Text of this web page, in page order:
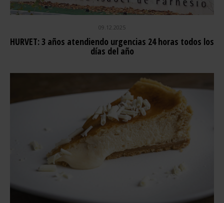
09.12.2025
HURVET: 3 años atendiendo urgencias 24 horas todos los
días del año